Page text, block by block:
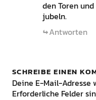
den Toren
jubeln.
Antworten
SCHREIBE EINEN
Deine E-Mail-
Erforderliche Felder